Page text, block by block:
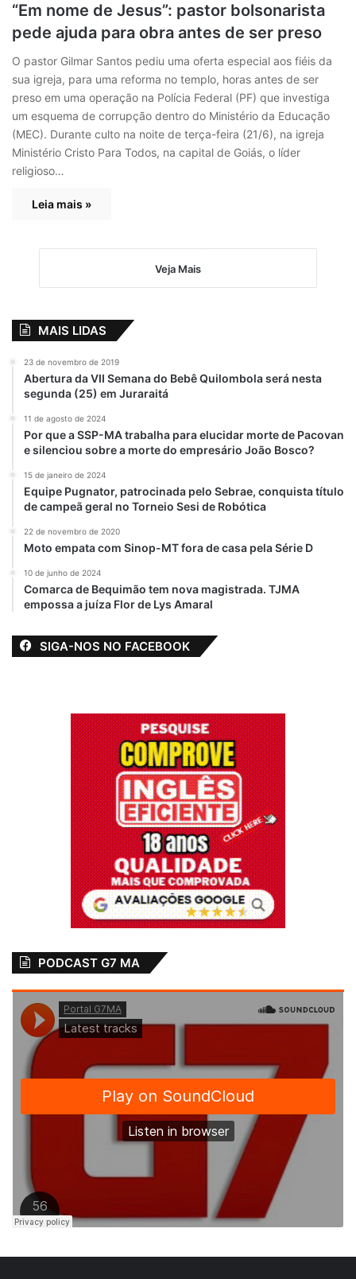
“Em nome de Jesus”: pastor bolsonarista
pede ajuda para obra antes de ser preso
O pastor Gilmar Santos pediu uma oferta especial aos fiéis da
sua igreja, para uma reforma no templo, horas antes de ser
preso em uma operação na Polícia Federal (PF) que investiga
um esquema de corrupção dentro do Ministério da Educação
(MEC). Durante culto na noite de terça-feira (21/6), na igreja
Ministério Cristo Para Todos, na capital de Goiás, o líder
religioso…
Leia mais »
Veja Mais
MAIS LIDAS
23 de novembro de 2019
Abertura da VII Semana do Bebê Quilombola será nesta
segunda (25) em Juraraitá
11 de agosto de 2024
Por que a SSP-MA trabalha para elucidar morte de Pacovan
e silenciou sobre a morte do empresário João Bosco?
15 de janeiro de 2024
Equipe Pugnator, patrocinada pelo Sebrae, conquista título
de campeã geral no Torneio Sesi de Robótica
22 de novembro de 2020
Moto empata com Sinop-MT fora de casa pela Série D
10 de junho de 2024
Comarca de Bequimão tem nova magistrada. TJMA
empossa a juíza Flor de Lys Amaral
SIGA-NOS NO FACEBOOK
PODCAST G7 MA